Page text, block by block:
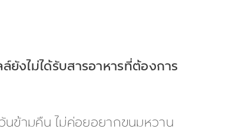
ยังไม่ได้รับสารอาหารที่ต้องการ
ข้ามคืน ไม่ค่อยอยากขนมหวาน